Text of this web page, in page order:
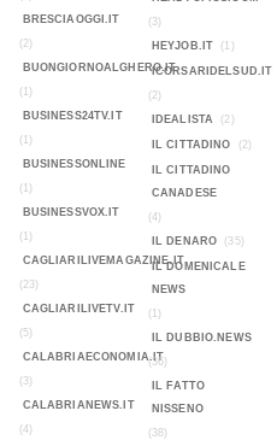
BRESCIAOGGI.IT
(2)
BUONGIORNOALGHERO.IT
(1)
BUSINESS24TV.IT
(1)
BUSINESSONLINE
(1)
BUSINESSVOX.IT
(1)
CAGLIARILIVEMAGAZINE.IT
(23)
CAGLIARILIVETV.IT
(5)
CALABRIAECONOMIA.IT
(3)
CALABRIANEWS.IT
(4)
(3)
HEYJOB.IT
(1)
ICORSARIDELSUD.IT
(2)
IDEALISTA
(2)
IL CITTADINO (2)
IL CITTADINO
CANADESE
(4)
IL DENARO
(35)
IL DOMENICALE
NEWS
(1)
IL DUBBIO.NEWS
(36)
IL FATTO
NISSENO
(38)